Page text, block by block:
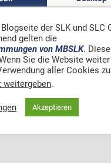
der SLK und SLC
gelten die
von MBSLK.
Sie die Website
aller Cookies
weitergeben.
Akzeptieren